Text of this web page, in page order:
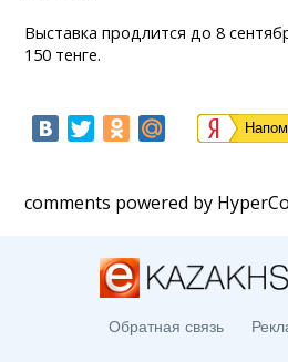
Выставка продлится до 8
150 тенге.
comments powered by
Обратная связь